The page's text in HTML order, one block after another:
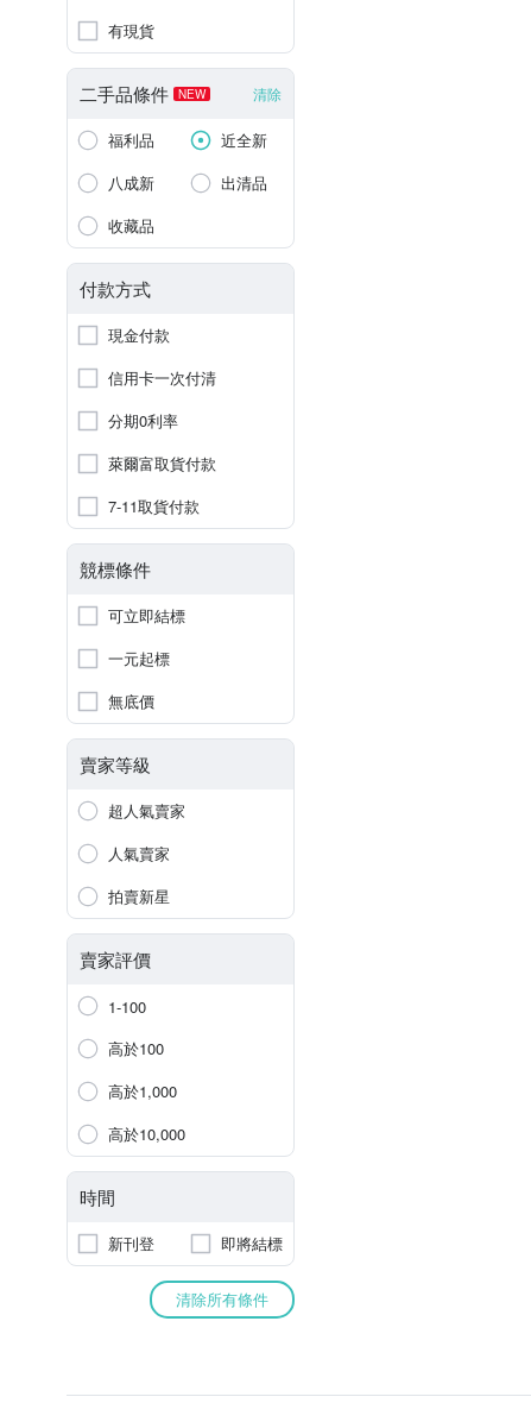
有現貨
二手品條件 NEW 清除
福利品
近全新
八成新
出清品
收藏品
付款方式
現金付款
信用卡一次付清
分期0利率
萊爾富取貨付款
7-11取貨付款
競標條件
可立即結標
一元起標
無底價
賣家等級
超人氣賣家
人氣賣家
拍賣新星
賣家評價
1-100
高於100
高於1,000
高於10,000
時間
新刊登 即將結標
清除所有條件